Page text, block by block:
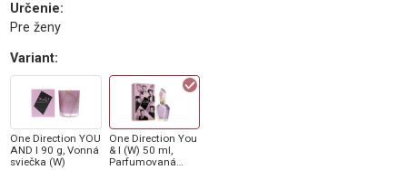
Určenie:
Pre ženy
Variant:
One Direction YOU
AND I 90 g, Vonná
sviečka (W)
One Direction You
& I (W) 50 ml,
Parfumovaná